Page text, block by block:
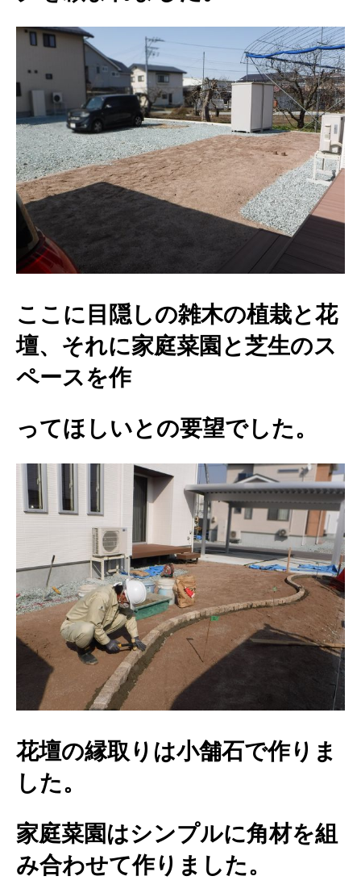
ここに目隠しの雑木の植栽と花
壇、それに家庭菜園と芝生のス
ペースを作
ってほしいとの要望でした。
花壇の縁取りは小舗石で作りま
した。
家庭菜園はシンプルに角材を組
み合わせて作りました。